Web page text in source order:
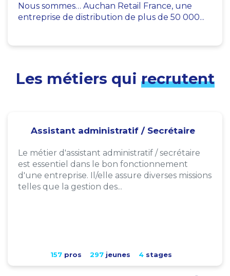
Nous sommes… Auchan Retail France, une
entreprise de distribution de plus de 50 000...
Les métiers qui recrutent
Assistant administratif / Secrétaire
Le métier d'assistant administratif / secrétaire
est essentiel dans le bon fonctionnement
d'une entreprise. Il/elle assure diverses missions
telles que la gestion des...
157pros 297jeunes 4stages